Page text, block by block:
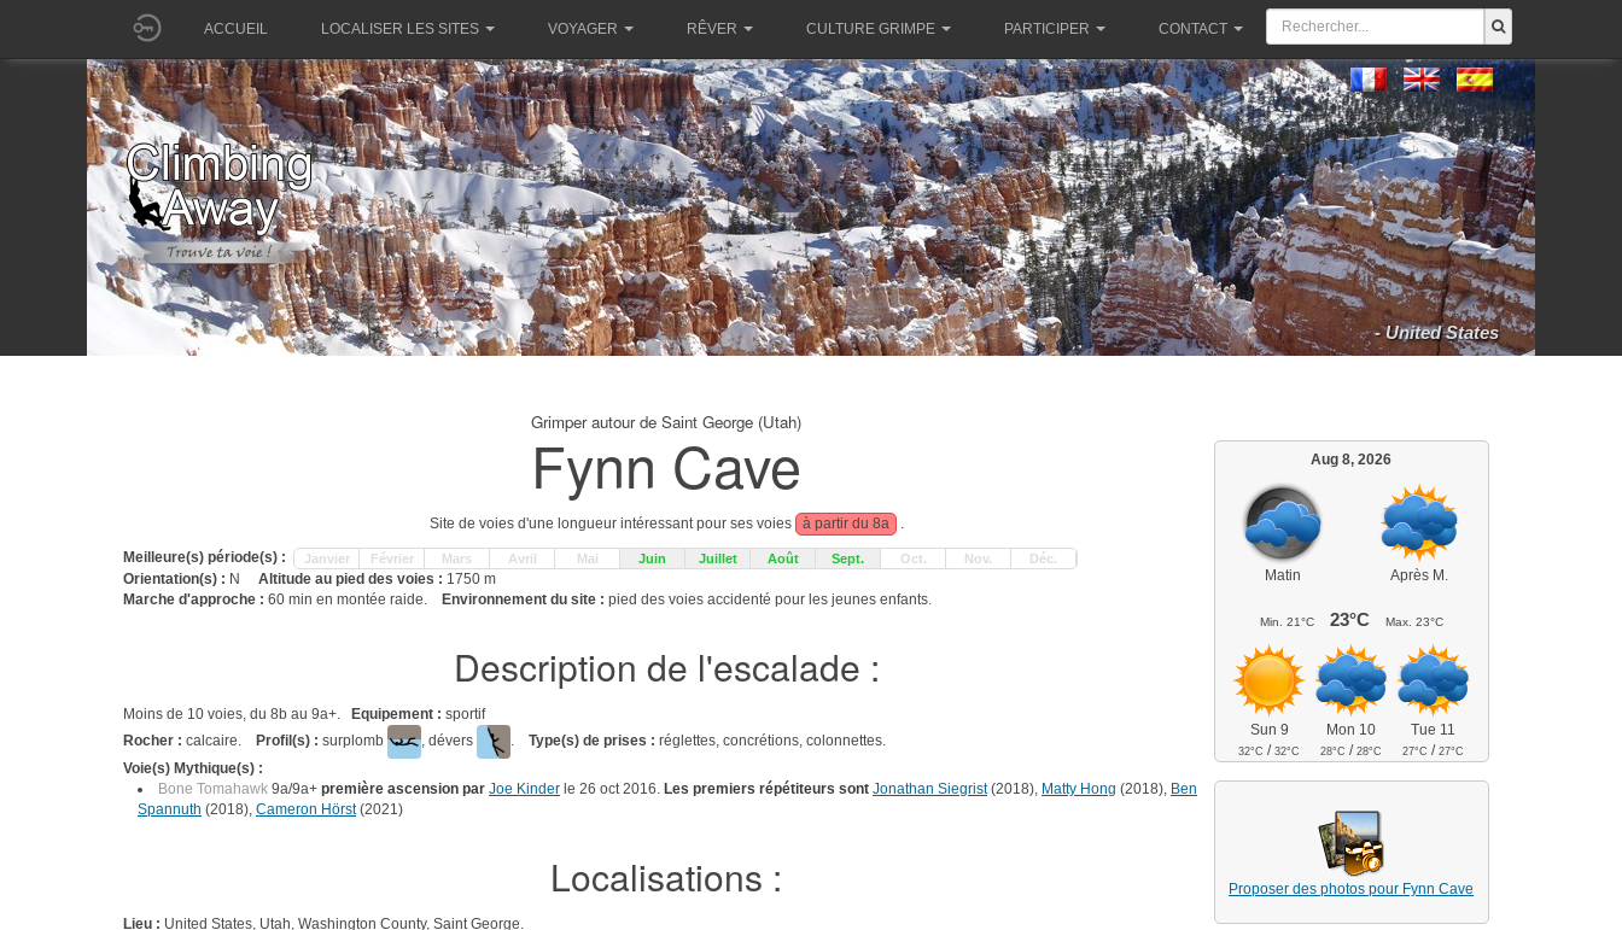
ACCUEIL LOCALISER LES SITES VOYAGER RÊVER CULTURE GRIMPE PARTICIPER CONTACT
- United States
Grimper autour de Saint George (Utah)
Fynn Cave
Site de voies d'une longueur intéressant pour ses voies à partir du 8a .
Meilleure(s) période(s) : Janvier Février Mars Avril Mai Juin Juillet Août Sept. Oct. Nov. Déc.
Orientation(s) : N Altitude au pied des voies : 1750 m
Marche d'approche : 60 min en montée raide. Environnement du site : pied des voies accidenté pour les jeunes enfants.
Description de l'escalade :
Moins de 10 voies, du 8b au 9a+. Equipement : sportif
Rocher : calcaire. Profil(s) : surplomb , dévers . Type(s) de prises : réglettes, concrétions, colonnettes.
Voie(s) Mythique(s) :
Bone Tomahawk 9a/9a+ première ascension par Joe Kinder le 26 oct 2016. Les premiers répétiteurs sont Jonathan Siegrist(2018), Matty Hong (2018), Ben
Spannuth (2018), Cameron Hörst(2021)
Localisations :
Lieu : United States, Utah, Washington County, Saint George.
Aug 8, 2026
Matin Après M.
Min. 21°C 23°C Max. 23°C
Sun 9
32°C /32°C
Mon 10
28°C /28°C
Tue 11
27°C /27°C
Proposer des photos pour Fynn Cave